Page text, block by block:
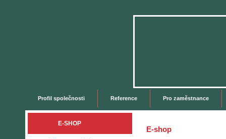
E-shop
E-SHOP
Profil společnosti Reference Pro zaměstnance